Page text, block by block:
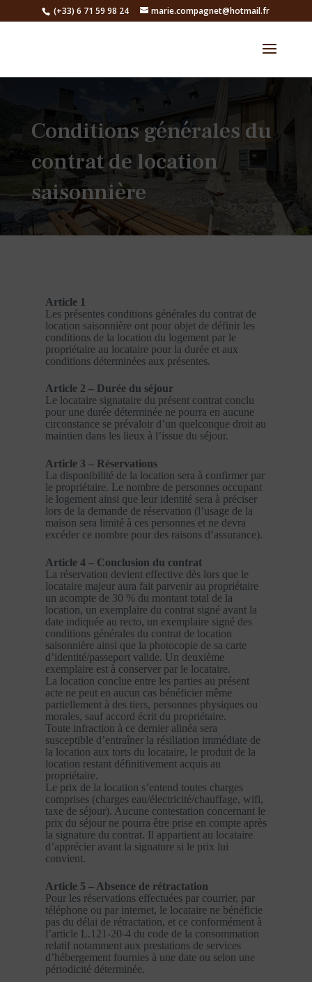
(+33) 6 71 59 98 24 marie.compagnet@hotmail.fr
Conditions générales du
contrat de location
saisonnière
Article 1
Les présentes conditions générales du contrat de
location saisonnière ont pour objet de définir les
conditions de la location du logement par le
propriétaire au locataire pour la durée et aux
conditions déterminées aux présentes.
Article 2 – Durée du séjour
Le locataire signataire du présent contrat conclu
pour une durée déterminée ne pourra en aucune
circonstance se prévaloir d’un quelconque droit au
maintien dans les lieux à l’issue du séjour.
Article 3 – Réservations
La disponibilité de la location sera à confirmer par
le propriétaire. Le nombre de personnes occupant
le logement ainsi que leur identité sera à préciser
lors de la demande de réservation (l’usage de la
maison sera limité à ces personnes et ne devra
excéder ce nombre pour des raisons d’assurance).
Article 4 – Conclusion du contrat
La réservation devient effective dès lors que le
locataire majeur aura fait parvenir au propriétaire
un acompte de 30 % du montant total de la
location, un exemplaire du contrat signé avant la
date indiquée au recto, un exemplaire signé des
conditions générales du contrat de location
saisonnière ainsi que la photocopie de sa carte
d’identité/passeport valide. Un deuxième
exemplaire est à conserver par le locataire.
La location conclue entre les parties au présent
acte ne peut en aucun cas bénéficier même
partiellement à des tiers, personnes physiques ou
morales, sauf accord écrit du propriétaire.
Toute infraction à ce dernier alinéa sera
susceptible d’entraîner la résiliation immédiate de
la location aux torts du locataire, le produit de la
location restant définitivement acquis au
propriétaire.
Le prix de la location s’entend toutes charges
comprises (charges eau/électricité/chauffage, wifi,
taxe de séjour). Aucune contestation concernant le
prix du séjour ne pourra être prise en compte après
la signature du contrat. Il appartient au locataire
d’apprécier avant la signature si le prix lui
convient.
Article 5 – Absence de rétractation
Pour les réservations effectuées par courrier, par
téléphone ou par internet, le locataire ne bénéficie
pas du délai de rétractation, et ce conformément à
l’article L.121-20-4 du code de la consommation
relatif notamment aux prestations de services
d’hébergement fournies à une date ou selon une
périodicité déterminée.